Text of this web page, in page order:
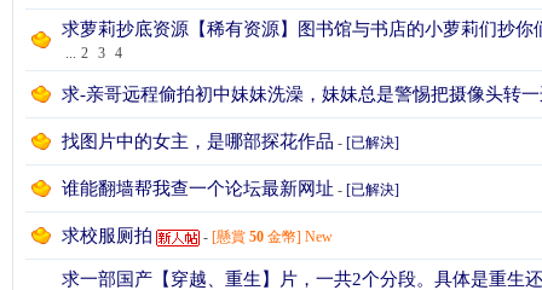
合
求萝莉抄底资源【稀有资源】图书馆与书店的小萝莉们抄你
... 2 3 4
求-亲哥远程偷拍初中妹妹洗澡，妹妹总是警惕把摄像头转
找图片中的女主，是哪部探花作品 - [已解決]
谁能翻墙帮我查一个论坛最新网址 - [已解決]
求校服厕拍 - [懸賞 50金幣] New
求一部国产【穿越、重生】片，一共2个分段。具体是重生